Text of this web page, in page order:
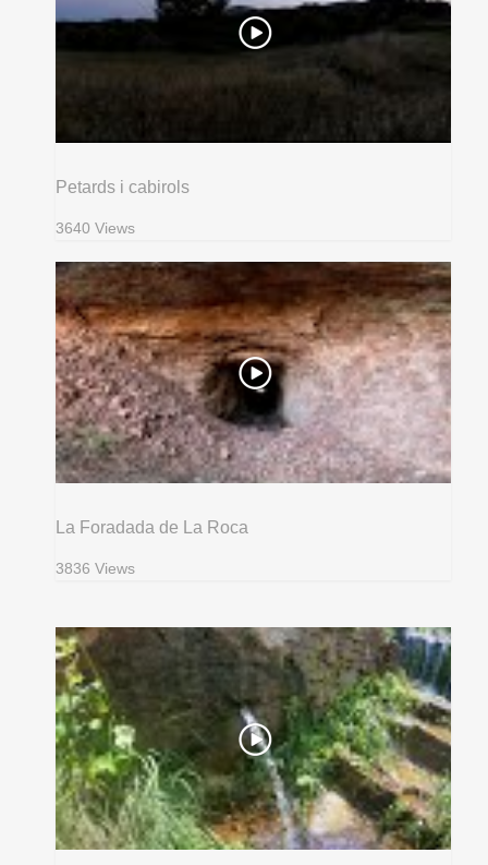
Petards i cabirols
3640 Views
La Foradada de La Roca
3836 Views